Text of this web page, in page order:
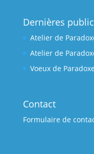
Dernières
Atelier de
Atelier de
Voeux de
Contact
Formulaire de